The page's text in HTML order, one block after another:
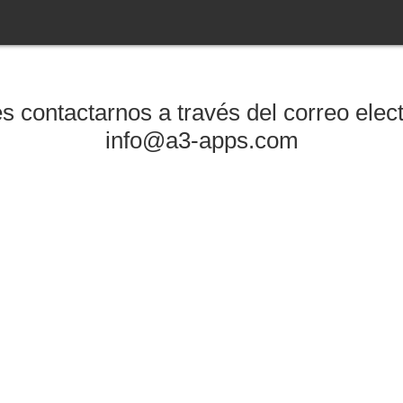
contactarnos a través del correo
info@a3-apps.com